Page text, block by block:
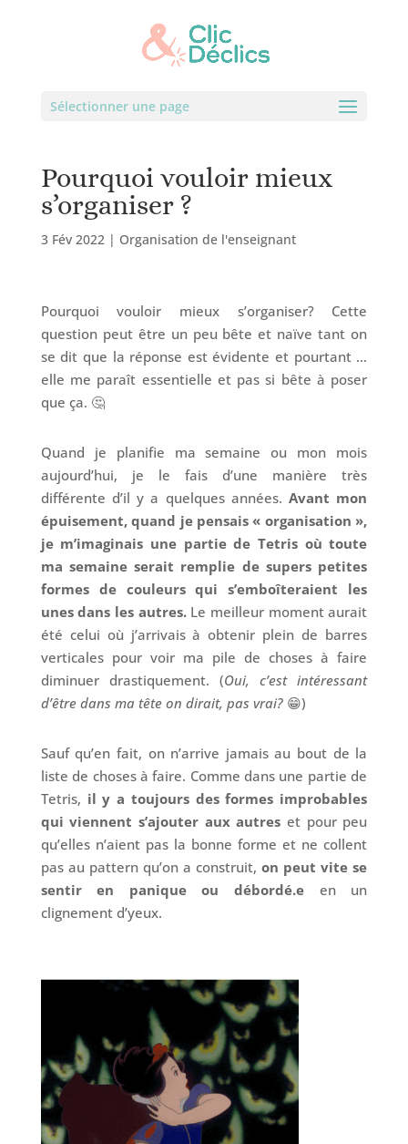
Sélectionner une page
Pourquoi vouloir mieux
s’organiser ?
3 Fév 2022| Organisation de l'enseignant
Pourquoi vouloir mieux s’organiser? Cette
question peut être un peu bête et naïve tant on
se dit que la réponse est évidente et pourtant …
elle me paraît essentielle et pas si bête à poser
que ça. 🤔
Quand je planifie ma semaine ou mon mois
aujourd’hui, je le fais d’une manière très
différente d’il y a quelques années. Avant mon
épuisement, quand je pensais « organisation »,
je m’imaginais une partie de Tetris où toute
ma semaine serait remplie de supers petites
formes de couleurs qui s’emboîteraient les
unes dans les autres.Le meilleur moment aurait
été celui où j’arrivais à obtenir plein de barres
verticales pour voir ma pile de choses à faire
diminuer drastiquement. (Oui, c’est intéressant
d’être dans ma tête on dirait, pas vrai? 😁)
Sauf qu’en fait, on n’arrive jamais au bout de la
liste de choses à faire. Comme dans une partie de
Tetris, il y a toujours des formes improbables
qui viennent s’ajouter aux autres et pour peu
qu’elles n’aient pas la bonne forme et ne collent
pas au pattern qu’on a construit,on peut vite se
sentir en panique ou débordé.e en un
clignement d’yeux.